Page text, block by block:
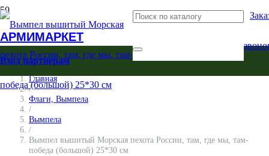
АРМИМАРКЕТ
Вход партнерам
Главная
/
Флаги, Вымпела
/
Вымпела
/
Вымпел вышитый Морская пехота России, там, где мы, там-
победа (большой) 25*30 см